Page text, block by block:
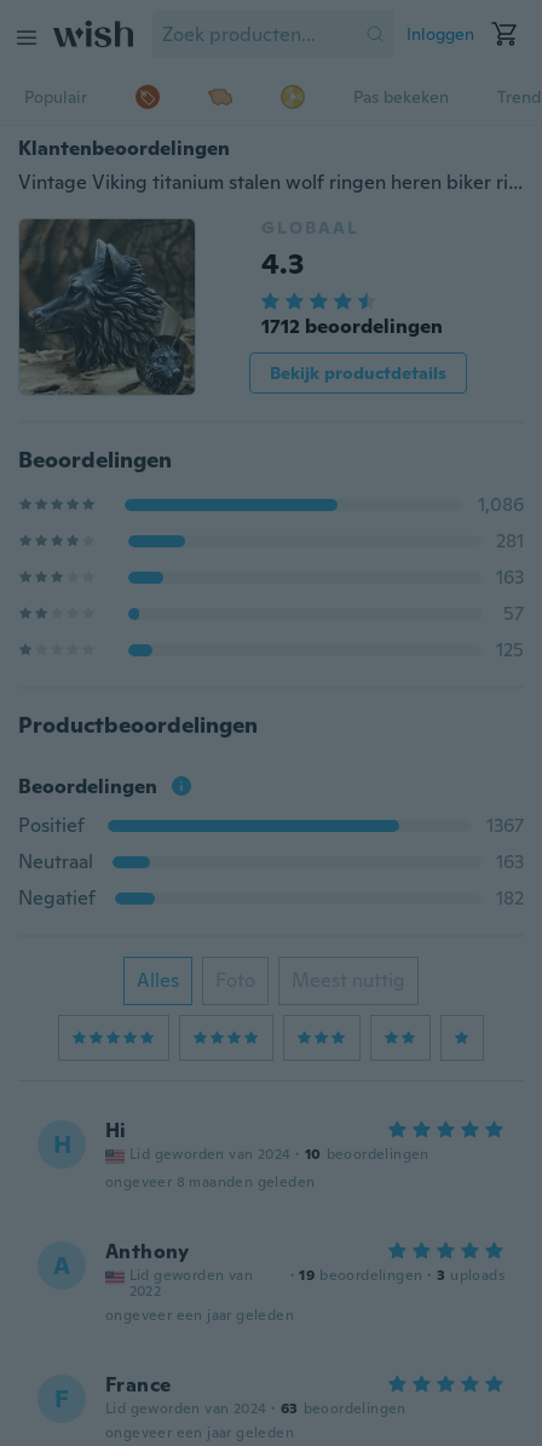
Inloggen
Populair Pas bekeken
Klantenbeoordelingen
Vintage Viking titanium stalen wolf ringen heren biker ring mode wolf hoofd sieraden ringen voor mannen
GLOBAAL
4.3
1712 beoordelingen
Bekijk productdetails
Beoordelingen
1,086
281
163
57
125
Productbeoordelingen
Beoordelingen
Positief
1367
Neutraal
163
Negatief
182
Alles Foto Meest nuttig
H Hi
Lid geworden van 2024 · 10 beoordelingen
ongeveer 8 maanden geleden
A Anthony
Lid geworden van
2022
· 19 beoordelingen · 3 uploads
ongeveer een jaar geleden
F France
Lid geworden van 2024 · 63 beoordelingen
ongeveer een jaar geleden